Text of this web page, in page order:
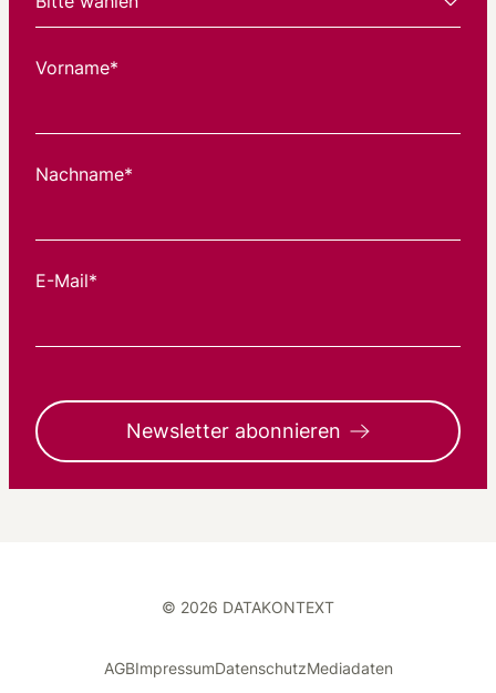
Vorname*
Nachname*
E-Mail*
Newsletter abonnieren
© 2026 DATAKONTEXT
AGBImpressumDatenschutzMediadaten